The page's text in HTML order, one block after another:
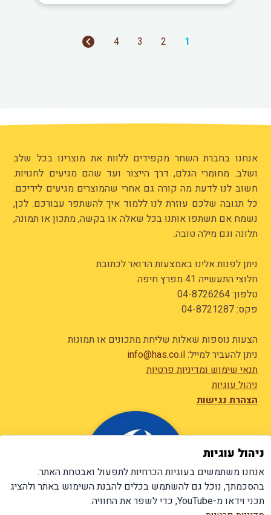
ניהול עוגיות
אנחנו משתמשים בעוגיות הכרחיות לתפעול ואבטחת האתר.
בהסכמתך, נוכל גם להשתמש בכלים להבנת השימוש באתר ולהציג
תכני וידאו מ-YouTube, כדי לשפר את החוויה.
1
2
3
4
אנחנו בחברת השחר מקפידים ללוות את מוצרינו בכל שלב
ושלב. מחומרי הגלם, דרך הייצור ועד שהם מגיעים לחנויות.
חשוב לנו לדעת מה קורה גם אחרי שהמוצרים מגיעים לידיכם.
כל תגובה שלכם עוזרת לנו ללמוד איך להשתפר עבורכם. לכן,
נשמח אם תשתפו אותנו בכל שאלה או בקשה, מתכון או תמונה,
תלונה וגם מילה טובה.
ניתן לפנות אלינו באמצעות הדואר לכתובת
חלוצי התעשייה 41 מפרץ חיפה
טלפון:04-8726264
פקס: 04-8721287
הצעות נוספות שאלות שליחת מתכונים או תמונות
ניתן להעביר למייל:info@has.co.il
תנאי שימוש ומדיניות פרטיות
ניהול עוגיות
הצהרת נגישות